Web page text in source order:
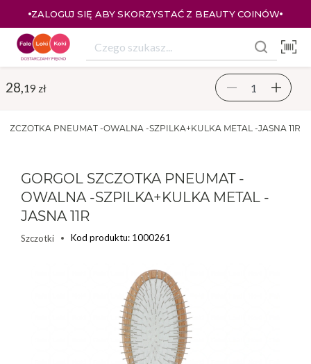
ZALOGUJ SIĘ ABY SKORZYSTAĆ Z BEAUTY COINÓW
SZCZOTKA PNEUMAT -OWALNA -SZPILKA+KULKA METAL -JASNA 11R
GORGOL SZCZOTKA PNEUMAT -
OWALNA -SZPILKA+KULKA METAL -
JASNA 11R
Szczotki Kod produktu: 1000261
28, 19 zł